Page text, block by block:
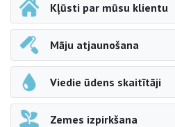
Kļūsti par mūsu klientu
Māju atjaunošana
Viedie ūdens skaitītāji
Zemes izpirkšana